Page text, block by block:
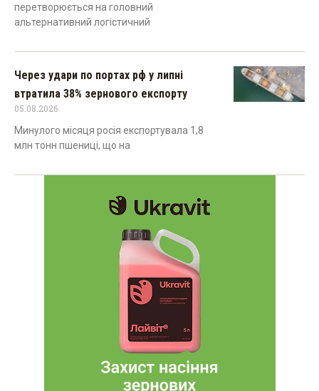
перетворюється на головний
альтернативний логістичний
Через удари по портах рф у липні
втратила 38% зернового експорту
05.08.2026
Минулого місяця росія експортувала 1,8
млн тонн пшениці, що на